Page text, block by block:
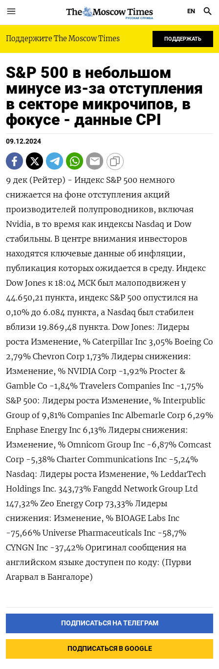
РУССКАЯ СЛУЖБА
EN
Поддержите The Moscow Times ПОДДЕРЖАТЬ
S&P 500 в небольшом
минусе из-за отступления
в секторе микрочипов, в
фокусе - данные CPI
09.12.2024
9 дек (Рейтер) - Индекс S&P 500 немного
снижается на фоне отступления акций
производителей полупроводников, включая
Nvidia, в то время как индексы Nasdaq и Dow
стабильны. В центре внимания инвесторов
находятся ключевые данные об инфляции,
публикация которых ожидается в среду. Индекс
Dow Jones к 18:04 МСК был малоподвижен у
44.650,21 пункта, индекс S&P 500 опустился на
0,10% до 6.084​ пункта, а Nasdaq был стабилен
вблизи 19.869,48 пункта. Dow Jones: Лидеры
роста Изменение, % Caterpillar Inc 3,05% Boeing Co
2,79% Chevron Corp 1,73% Лидеры снижения:
Изменение, % NVIDIA Corp -1,92% Procter &
Gamble Co -1,84% Travelers Companies Inc -1,75%
S&P 500: Лидеры роста Изменение, % Interpublic
Group of 9,81% Companies Inc Albemarle Corp 6,29%
Enphase Energy Inc 6,13% Лидеры снижения:
Изменение, % Omnicom Group Inc -6,87% Comcast
Corp -5,38% Charter Communications Inc -5,24%
Nasdaq: Лидеры роста Изменение, % LeddarTech
Holdings Inc. 343,73% Fangdd Network Group Ltd
147,32% Zeo Energy Corp 73,33% Лидеры
снижения: Изменение, % BIOAGE Labs Inc
-75,66% Universe Pharmaceuticals Inc -58,7%
CYNGN Inc -37,42% Оригинал сообщения на
английском языке доступен по коду: (Пурви
Агарвал в Бангалоре)
ПОДПИСАТЬСЯ НА ТЕЛЕГРАМ
ПОДПИСАТЬСЯ В GOOGLE